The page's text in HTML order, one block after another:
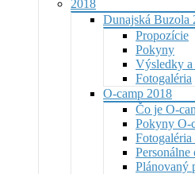
2018
Dunajská Buzola
Propozície
Pokyny
Výsledky
Fotogaléria
O-camp 2018
Čo je O-
Pokyny O-
Personálne
Plánovaný